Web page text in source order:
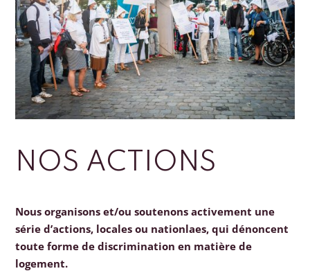
NOS ACTIONS
Nous organisons et/ou soutenons activement une
série d’actions, locales ou nationlaes, qui dénoncent
toute forme de discrimination en matière de
logement.